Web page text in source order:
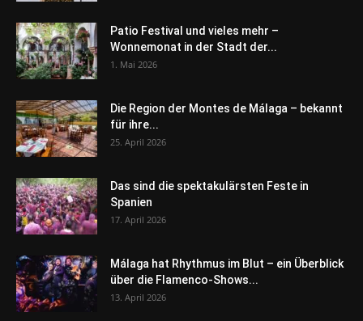
Patio Festival und vieles mehr –
Wonnemonat in der Stadt der...
1. Mai 2026
Die Region der Montes de Málaga – bekannt
für ihre...
25. April 2026
Das sind die spektakulärsten Feste in
Spanien
17. April 2026
Málaga hat Rhythmus im Blut – ein Überblick
über die Flamenco-Shows...
13. April 2026